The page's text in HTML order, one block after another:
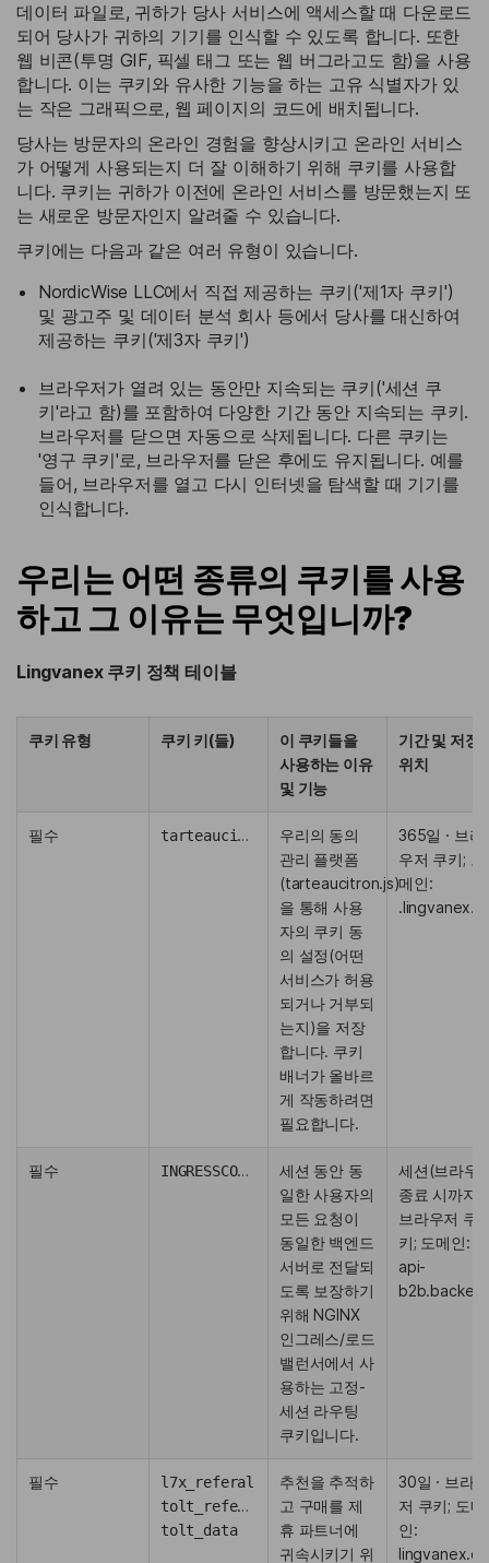
데이터 파일로, 귀하가 당사 서비스에 액세스할 때 다운로드
되어 당사가 귀하의 기기를 인식할 수 있도록 합니다. 또한
웹 비콘(투명 GIF, 픽셀 태그 또는 웹 버그라고도 함)을 사용
합니다. 이는 쿠키와 유사한 기능을 하는 고유 식별자가 있
는 작은 그래픽으로, 웹 페이지의 코드에 배치됩니다.
당사는 방문자의 온라인 경험을 향상시키고 온라인 서비스
가 어떻게 사용되는지 더 잘 이해하기 위해 쿠키를 사용합
니다. 쿠키는 귀하가 이전에 온라인 서비스를 방문했는지 또
는 새로운 방문자인지 알려줄 수 있습니다.
쿠키에는 다음과 같은 여러 유형이 있습니다.
NordicWise LLC에서 직접 제공하는 쿠키('제1자 쿠키')
및 광고주 및 데이터 분석 회사 등에서 당사를 대신하여
제공하는 쿠키('제3자 쿠키')
브라우저가 열려 있는 동안만 지속되는 쿠키('세션 쿠
키'라고 함)를 포함하여 다양한 기간 동안 지속되는 쿠키.
브라우저를 닫으면 자동으로 삭제됩니다. 다른 쿠키는
'영구 쿠키'로, 브라우저를 닫은 후에도 유지됩니다. 예를
들어, 브라우저를 열고 다시 인터넷을 탐색할 때 기기를
인식합니다.
우리는 어떤 종류의 쿠키를 사용
하고 그 이유는 무엇입니까?
Lingvanex 쿠키 정책 테이블
쿠키 유형 쿠키 키(들)
이 쿠키들을
사용하는 이유
및 기능
기간 및 저장
위치
필수 tarteaucitron
우리의 동의
관리 플랫폼
(tarteaucitron.js)
을 통해 사용
자의 쿠키 동
의 설정(어떤
서비스가 허용
되거나 거부되
는지)을 저장
합니다. 쿠키
배너가 올바르
게 작동하려면
필요합니다.
365일 · 브라
우저 쿠키; 도
메인:
필수 INGRESSCOOKIE
세션 동안 동
일한 사용자의
모든 요청이
동일한 백엔드
서버로 전달되
도록 보장하기
위해 NGINX
인그레스/로드
밸런서에서 사
용하는 고정-
세션 라우팅
쿠키입니다.
세션(브라우
종료 시까지)
브라우저 쿠
키; 도메인:
api-
필수
l7x_referal
tolt_referal
tolt_data
추천을 추적하
고 구매를 제
휴 파트너에
귀속시키기 위
30일 · 브라우
저 쿠키; 도메
인: